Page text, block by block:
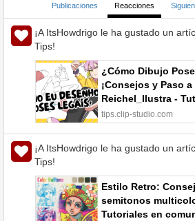
Publicaciones Reacciones
¡A ItsHowdrigo le ha gustado un
Tips!
¿Cómo Dibujo
¡Consejos y Paso
Reichel_Ilustra -
comunidad | CLIP
tips.clip-studio.com
¡A ItsHowdrigo le ha gustado un
Tips!
Estilo Retro:
semitonos
Tutoriales en